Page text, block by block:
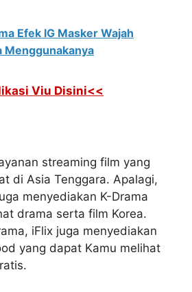
Efek IG Masker Wajah
Menggunakanya
Viu Disini<<
streaming film yang
di Asia Tenggara. Apalagi,
menyediakan K-Drama
drama serta film Korea.
iFlix juga menyediakan
yang dapat Kamu melihat